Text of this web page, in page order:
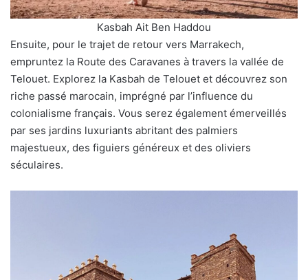
Kasbah Ait Ben Haddou
Ensuite, pour le trajet de retour vers Marrakech,
empruntez la Route des Caravanes à travers la vallée de
Telouet. Explorez la Kasbah de Telouet et découvrez son
riche passé marocain, imprégné par l’influence du
colonialisme français. Vous serez également émerveillés
par ses jardins luxuriants abritant des palmiers
majestueux, des figuiers généreux et des oliviers
séculaires.